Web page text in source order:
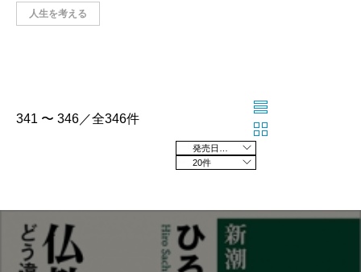
人生を考える
341 〜 346／全346件
20件